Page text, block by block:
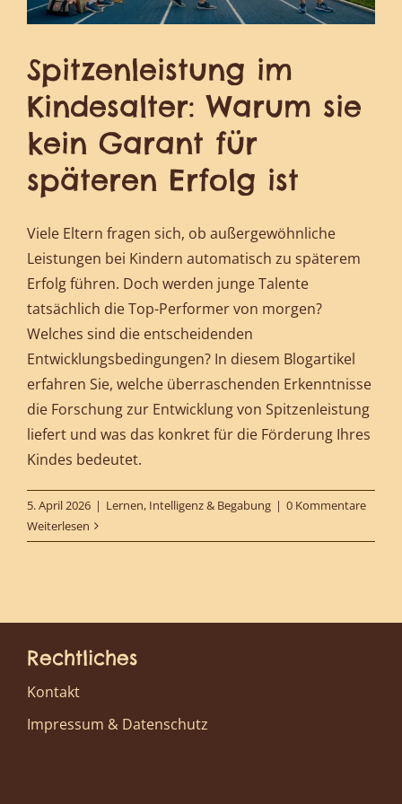
Spitzenleistung im
Kindesalter: Warum sie
kein Garant für
späteren Erfolg ist
Viele Eltern fragen sich, ob außergewöhnliche
Leistungen bei Kindern automatisch zu späterem
Erfolg führen. Doch werden junge Talente
tatsächlich die Top-Performer von morgen?
Welches sind die entscheidenden
Entwicklungsbedingungen? In diesem Blogartikel
erfahren Sie, welche überraschenden Erkenntnisse
die Forschung zur Entwicklung von Spitzenleistung
liefert und was das konkret für die Förderung Ihres
Kindes bedeutet.
5. April 2026 | Lernen, Intelligenz & Begabung | 0 Kommentare
Weiterlesen
Rechtliches
Kontakt
Impressum & Datenschutz